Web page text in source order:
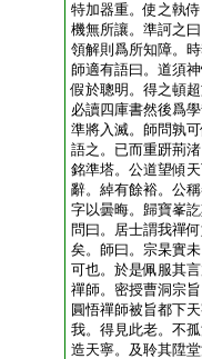
特加器重。使之執
機無所讓。準訶之
領解則爲所知障。
師適有語曰。道須
假於聰明。得之頓
必讀四庫書然後爲
準將入滅。師問孰
語之。已而重趼荊
銘準塔。公道望傾
辭。綽有餘裕。公
字以曇晦。歸寶峯
問曰。居士謂我禪
矣。師曰。宗杲實
可也。於是佩服其
禪師。密授曹洞宗
圓悟禪師被旨都下
我。得見此老。不
造天寧。及聆其陞